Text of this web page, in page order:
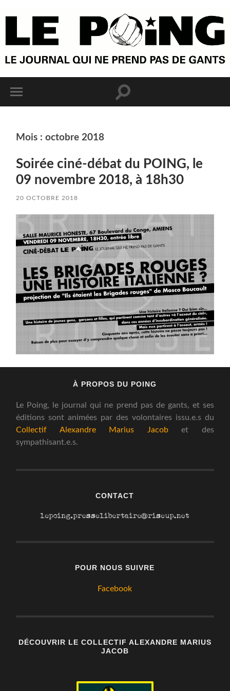
Mois :octobre 2018
Soirée ciné-débat du POING, le
09 novembre 2018, à 18h30
20 OCTOBRE 2018
À PROPOS DU POING
Le Poing, le journal qui ne prend pas de gants, et ses
éditions sont animées par des volontaires issu.e.s du
Collectif Alexandre Marius Jacobet des
sympathisant.e.s.
CONTACT
POUR NOUS SUIVRE
Facebook
DÉCOUVRIR LE COLLECTIF ALEXANDRE MARIUS
JACOB